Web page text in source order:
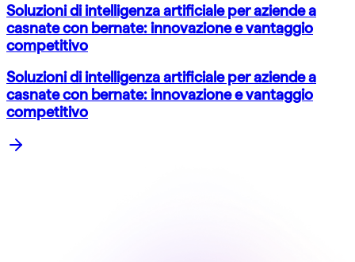
Soluzioni di intelligenza artificiale per aziende a
casnate con bernate: innovazione e vantaggio
competitivo
Soluzioni di intelligenza artificiale per aziende a
casnate con bernate: innovazione e vantaggio
competitivo